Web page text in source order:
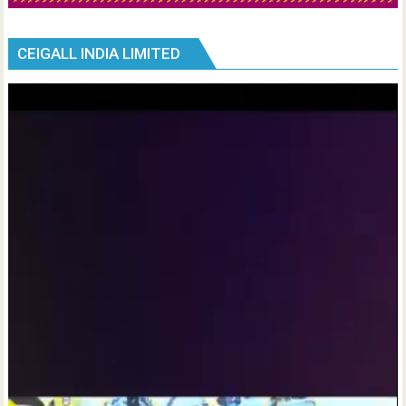
CEIGALL INDIA LIMITED